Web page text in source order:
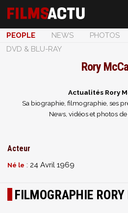
PEOPLE NEWS PHOTOS
DVD & BLU-RAY
Rory
Actualités Rory
Sa biographie, filmographie, ses
News, vidéos et photos de
Acteur
Né le : 24 Avril 1969
FILMOGRAPHIE